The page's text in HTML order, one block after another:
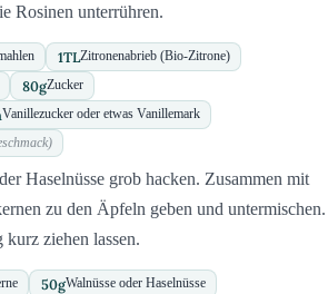
Rosinen unterrühren.
1TLZitronenabrieb (Bio-Zitrone)
80gZucker
Vanillezucker oder etwas Vanillemark
Haselnüsse grob hacken. Zusammen mit
zu den Äpfeln geben und untermischen.
ziehen lassen.
50gWalnüsse oder Haselnüsse